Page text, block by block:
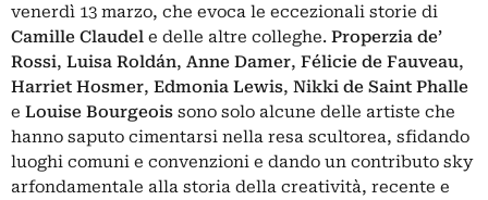
venerdì 13 marzo, che evoca le eccezionali storie di
Camille Claudel e delle altre colleghe. Properzia de’
Rossi, Luisa Roldán, Anne Damer, Félicie de Fauveau,
Harriet Hosmer, Edmonia Lewis, Nikki de Saint Phalle
e Louise Bourgeois sono solo alcune delle artiste che
hanno saputo cimentarsi nella resa scultorea, sfidando
luoghi comuni e convenzioni e dando un contributo sky
arfondamentale alla storia della creatività, recente e